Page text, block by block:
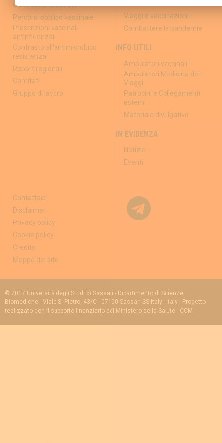
Calendario vaccinale
Percorsi obbligo vaccinale
Prescrizioni vaccinali
antinfluenzali
Contrasto all'antimicrobico
resistenza
Report regionali
Comitati
Gruppo di lavoro
Viaggi e vaccinazioni
Combattere le pandemie
INFO UTILI
Ambulatori vaccinali
Ambulatori Medicina dei
Viaggi
Patrocini e Collegamenti
esterni
Materiale divulgativo
IN EVIDENZA
Notizie
Eventi
Contattaci
Disclaimer
Privacy policy
Cookie policy
Credits
Mappa del sito
© 2017 Università degli Studi di Sassari - Dipartimento di Scienze
Biomediche - Viale S. Pietro, 43/C - 07100 Sassari SS Italy - Italy | Progetto
realizzato con il supporto finanziario del Ministero della Salute - CCM